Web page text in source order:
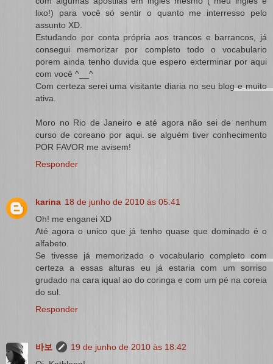
lixo!) para você só sentir o quanto me interresso pelo
assunto XD.
Estudando por conta própria aos trancos e barrancos, já
consegui memorizar por completo todo o vocabulario
porem ainda tenho duvida que espero exterminar por aqui
com você ^__^
Com certeza serei uma visitante diaria no seu blog e muito
ativa.
Moro no Rio de Janeiro e até agora não sei de nenhum
curso de coreano por aqui. se alguém tiver conhecimento
POR FAVOR me avisem!
Responder
karina 18 de junho de 2010 às 05:41
Oh! me enganei XD
Até agora o unico que já tenho quase que dominado é o
alfabeto.
Se tivesse já memorizado o vocabulario completo com
certeza a essas alturas eu já estaria com um sorriso
grudado na cara iqual ao do coringa e com um pé na coreia
do sul.
Responder
바보
19 de junho de 2010 às 18:42